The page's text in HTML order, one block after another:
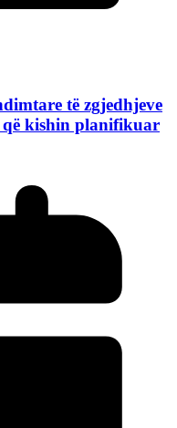
të zgjedhjeve
që kishin planifikuar